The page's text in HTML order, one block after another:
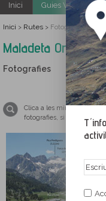
Inici Guies Web i PDF
Inici > Rutes > Fotografies
Maladeta Oriental
Fotografies
Clica a les miniatures per
fotografies, si us plau,